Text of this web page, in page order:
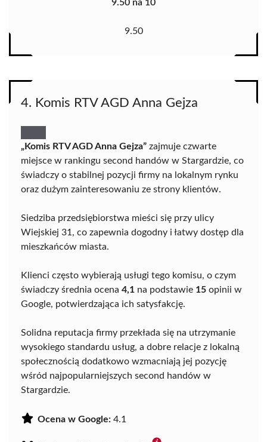
9.50 na 10
9.50
4. Komis RTV AGD Anna Gejza
„Komis RTV AGD Anna Gejza” zajmuje czwarte
miejsce w rankingu second handów w Stargardzie, co
świadczy o stabilnej pozycji firmy na lokalnym rynku
oraz dużym zainteresowaniu ze strony klientów.
Siedziba przedsiębiorstwa mieści się przy ulicy
Wiejskiej 31, co zapewnia dogodny i łatwy dostęp dla
mieszkańców miasta.
Klienci często wybierają usługi tego komisu, o czym
świadczy średnia ocena 4,1 na podstawie 15 opinii w
Google, potwierdzająca ich satysfakcję.
Solidna reputacja firmy przekłada się na utrzymanie
wysokiego standardu usług, a dobre relacje z lokalną
społecznością dodatkowo wzmacniają jej pozycję
wśród najpopularniejszych second handów w
Stargardzie.
Ocena w Google: 4.1